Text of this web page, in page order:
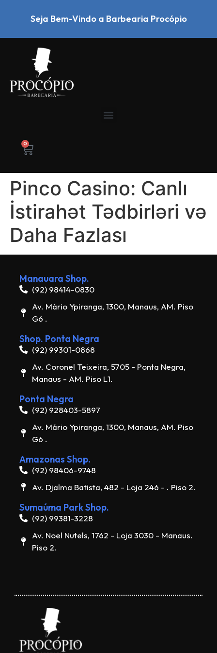
Seja Bem-Vindo a Barbearia Procópio
0
Pinco Casino: Canlı
İstirahət Tədbirləri və
Daha Fazlası
Manauara Shop.
(92) 98414-0830
Av. Mário Ypiranga, 1300, Manaus, AM. Piso
G6 .
Shop. Ponta Negra
(92) 99301-0868
Av. Coronel Teixeira, 5705 - Ponta Negra,
Manaus - AM. Piso L1.
Ponta Negra
(92) 928403-5897
Av. Mário Ypiranga, 1300, Manaus, AM. Piso
G6 .
Amazonas Shop.
(92) 98406-9748
Av. Djalma Batista, 482 - Loja 246 - . Piso 2.
Sumaúma Park Shop.
(92) 99381-3228
Av. Noel Nutels, 1762 - Loja 3030 - Manaus.
Piso 2.